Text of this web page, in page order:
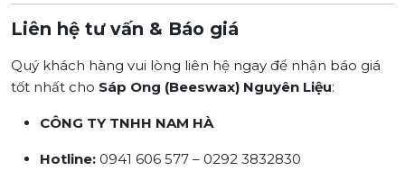
Liên hệ tư vấn & Báo giá
Quý khách hàng vui lòng liên hệ ngay để nhận báo giá
tốt nhất cho Sáp Ong (Beeswax) Nguyên Liệu:
CÔNG TY TNHH NAM HÀ
Hotline: 0941 606 577 – 0292 3832830